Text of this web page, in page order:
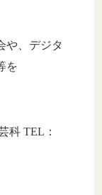
や、デジタ
を
科 TEL：